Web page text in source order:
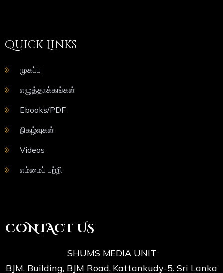
Quick Links
முகப்பு
எழுத்தாக்கங்கள்
Ebooks/PDF
நிகழ்வுகள்
Videos
எம்மைப் பற்றி
CONTACT US
SHUMS MEDIA UNIT
BJM. Building, BJM Road, Kattankudy-5. Sri Lanka